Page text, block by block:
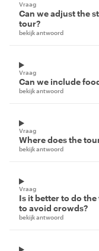
Vraag
Can we adjust the
tour?
bekijk antwoord
Vraag
Can we include
bekijk antwoord
Vraag
Where does the
bekijk antwoord
Vraag
Is it better to do
to avoid crowds?
bekijk antwoord